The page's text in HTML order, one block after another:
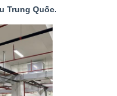
Trung Quốc.